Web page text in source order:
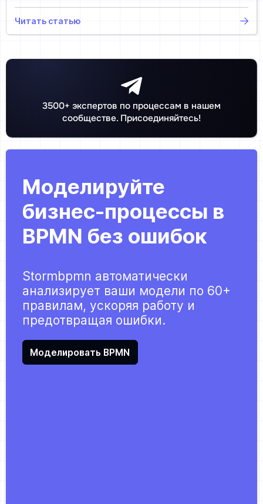
Читать статью
3500+ экспертов по процессам в нашем
сообществе. Присоединяйтесь!
Моделируйте
бизнес-процессы в
BPMN без ошибок
Stormbpmn автоматически
анализирует ваши модели по 60+
правилам, ускоряя работу и
предотвращая ошибки.
Моделировать BPMN